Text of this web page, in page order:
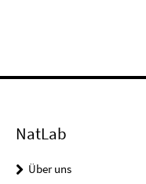
NatLab
Über uns